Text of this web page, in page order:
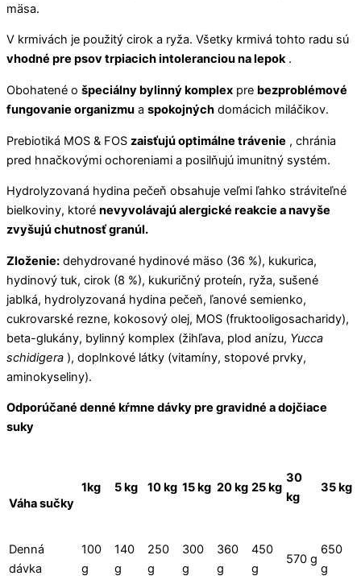
mäsa.
V krmivách je použitý cirok a ryža. Všetky krmivá tohto radu sú
vhodné pre psov trpiacich intoleranciou na lepok.
Obohatené o špeciálny bylinný komplex pre bezproblémové
fungovanie organizmu a spokojných domácich miláčikov.
Prebiotiká MOS & FOS zaisťujú optimálne trávenie , chránia
pred hnačkovými ochoreniami a posilňujú imunitný systém.
Hydrolyzovaná hydina pečeň obsahuje veľmi ľahko stráviteľné
bielkoviny, ktoré nevyvolávajú alergické reakcie a navyše
zvyšujú chutnosť granúl.
Zloženie: dehydrované hydinové mäso (36 %), kukurica,
hydinový tuk, cirok (8 %), kukuričný proteín, ryža, sušené
jablká, hydrolyzovaná hydina pečeň, ľanové semienko,
cukrovarské rezne, kokosový olej, MOS (fruktooligosacharidy),
beta-glukány, bylinný komplex (žihľava, plod anízu, Yucca
schidigera ), doplnkové látky (vitamíny, stopové prvky,
aminokyseliny).
Odporúčané denné kŕmne dávky pre gravidné a dojčiace
suky
Váha sučky
1kg 5 kg 10 kg 15 kg 20 kg 25 kg
30
kg
35 kg
Denná
dávka
100
g
140
g
250
g
300
g
360
g
450
g
570 g
650
g